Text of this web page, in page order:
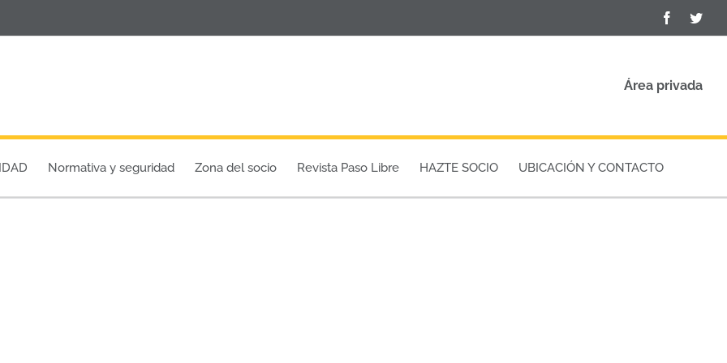
Facebook
Área privada
Normativa y seguridad Zona del socio Revista Paso Libre HAZTE SOCIO UBICACIÓN Y CONTACTO